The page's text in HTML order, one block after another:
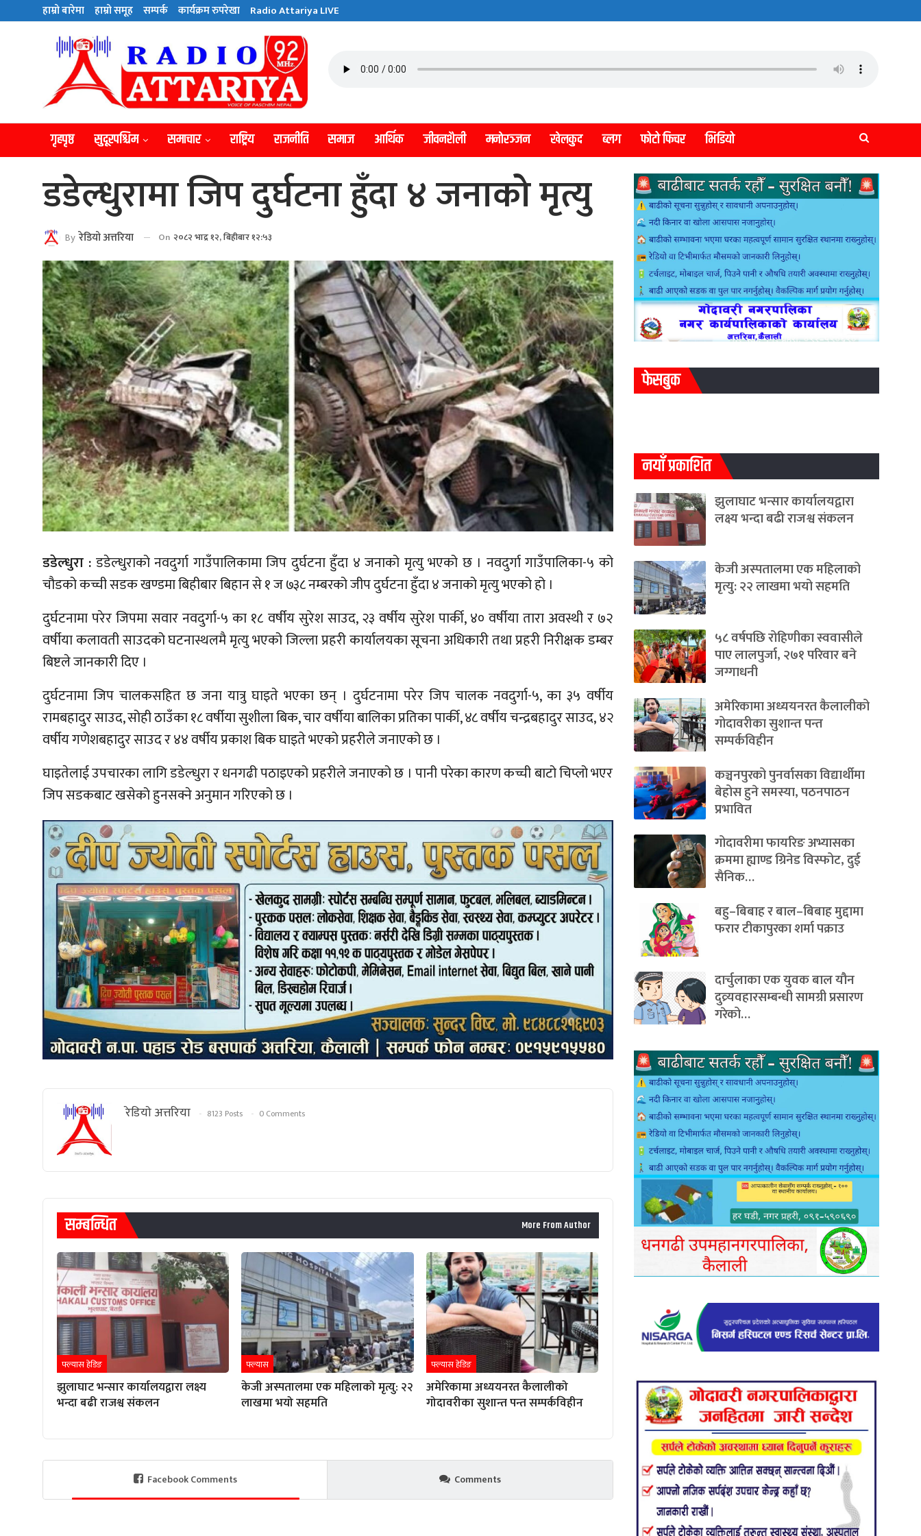
हाम्राे बारेमा हाम्राे समूह सम्पर्क कार्यक्रम रुपरेखा Radio Attariya LIVE
गृहपृष्ठ सुदूरपश्चिम समाचार राष्ट्रिय राजनीति समाज आर्थिक जीवनशैली मनाेरञ्जन खेलकुद ब्लग फोटो फिचर भिडियो
डडेल्धुरामा जिप दुर्घटना हुँदा ४ जनाको मृत्यु
By रेडियाे अत्तरिया On २०८२ भाद्र १२, बिहीबार १२:५३
डडेल्धुरा : डडेल्धुराको नवदुर्गा गाउँपालिकामा जिप दुर्घटना हुँदा ४ जनाको मृत्यु भएको छ । नवदुर्गा गाउँपालिका-५ को
चौडको कच्ची सडक खण्डमा बिहीबार बिहान से १ ज ७३८ नम्बरको जीप दुर्घटना हुँदा ४ जनाको मृत्यु भएको हो ।
दुर्घटनामा परेर जिपमा सवार नवदुर्गा-५ का १८ वर्षीय सुरेश साउद, २३ वर्षीय सुरेश पार्की, ४० वर्षीया तारा अवस्थी र ७२
वर्षीया कलावती साउदको घटनास्थलमै मृत्यु भएको जिल्ला प्रहरी कार्यालयका सूचना अधिकारी तथा प्रहरी निरीक्षक डम्बर
बिष्टले जानकारी दिए ।
दुर्घटनामा जिप चालकसहित छ जना यात्रु घाइते भएका छन् । दुर्घटनामा परेर जिप चालक नवदुर्गा-५, का ३५ वर्षीय
रामबहादुर साउद, सोही ठाउँका १८ वर्षीया सुशीला बिक, चार वर्षीया बालिका प्रतिका पार्की, ४८ वर्षीय चन्द्रबहादुर साउद, ४२
वर्षीय गणेशबहादुर साउद र ४४ वर्षीय प्रकाश बिक घाइते भएको प्रहरीले जनाएको छ ।
घाइतेलाई उपचारका लागि डडेल्धुरा र धनगढी पठाइएको प्रहरीले जनाएको छ । पानी परेका कारण कच्ची बाटो चिप्लो भएर
जिप सडकबाट खसेको हुनसक्ने अनुमान गरिएको छ ।
रेडियाे अत्तरिया 8123 Posts 0 Comments
सम्बन्धित More From Author
फ्ल्यास हेडिङ
झुलाघाट भन्सार कार्यालयद्वारा लक्ष्य
भन्दा बढी राजश्व संकलन
फ्ल्यास
केजी अस्पतालमा एक महिलाको मृत्यु: २२
लाखमा भयो सहमति
फ्ल्यास हेडिङ
अमेरिकामा अध्ययनरत कैलालीको
गोदावरीका सुशान्त पन्त सम्पर्कविहीन
Facebook Comments Comments
फेसबुक
नयाँ प्रकाशित
झुलाघाट भन्सार कार्यालयद्वारा
लक्ष्य भन्दा बढी राजश्व संकलन
केजी अस्पतालमा एक महिलाको
मृत्यु: २२ लाखमा भयो सहमति
५८ वर्षपछि रोहिणीका स्ववासीले
पाए लालपुर्जा, २७१ परिवार बने
जग्गाधनी
अमेरिकामा अध्ययनरत कैलालीको
गोदावरीका सुशान्त पन्त
सम्पर्कविहीन
कञ्चनपुरको पुनर्वासका विद्यार्थीमा
बेहोस हुने समस्या, पठनपाठन
प्रभावित
गोदावरीमा फायरिङ अभ्यासका
क्रममा ह्याण्ड ग्रिनेड विस्फोट, दुई
सैनिक…
बहु–बिबाह र बाल–बिबाह मुद्दामा
फरार टीकापुरका शर्मा पक्राउ
दार्चुलाका एक युवक बाल यौन
दुव्र्यवहारसम्बन्धी सामग्री प्रसारण
गरेको…